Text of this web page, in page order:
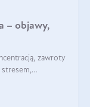
– objawy,
zawroty
stresem,